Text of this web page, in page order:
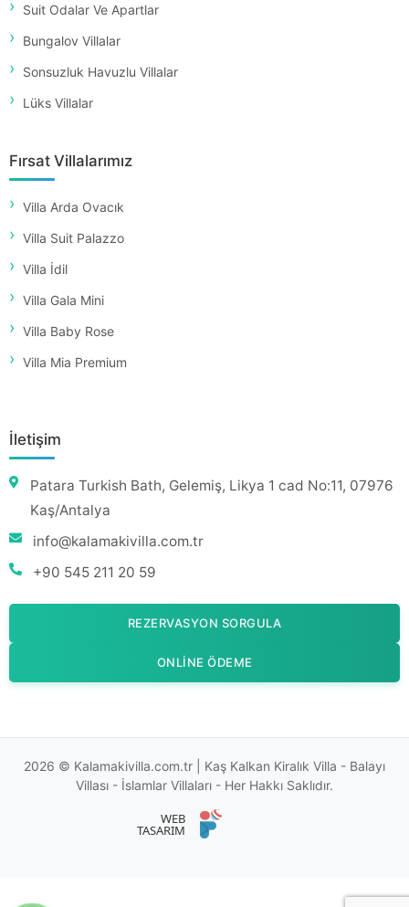
Suit Odalar Ve Apartlar
Bungalov Villalar
Sonsuzluk Havuzlu Villalar
Lüks Villalar
Fırsat Villalarımız
Villa Arda Ovacık
Villa Suit Palazzo
Villa İdil
Villa Gala Mini
Villa Baby Rose
Villa Mia Premium
İletişim
Patara Turkish Bath, Gelemiş, Likya 1 cad No:11, 07976
Kaş/Antalya
info@kalamakivilla.com.tr
+90 545 211 20 59
REZERVASYON SORGULA
ONLINE ÖDEME
2026 © Kalamakivilla.com.tr | Kaş Kalkan Kiralık Villa - Balayı
Villası - İslamlar Villaları - Her Hakkı Saklıdır.